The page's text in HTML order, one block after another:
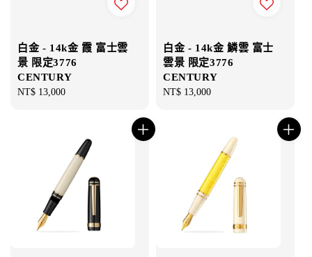
白金 - 14k金 霞 富士雲
景 限定3776
CENTURY
Regular
NT$ 13,000
白金 - 14k金 鱗雲 富士
雲景 限定3776
CENTURY
Regular
NT$ 13,000